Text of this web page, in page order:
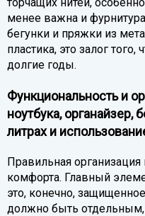
менее важна и
бегунки и пряжки из
пластика, это залог
долгие годы.
Функциональность и
ноутбука,
литрах и
Правильная организация
комфорта. Главный
это, конечно,
должно быть